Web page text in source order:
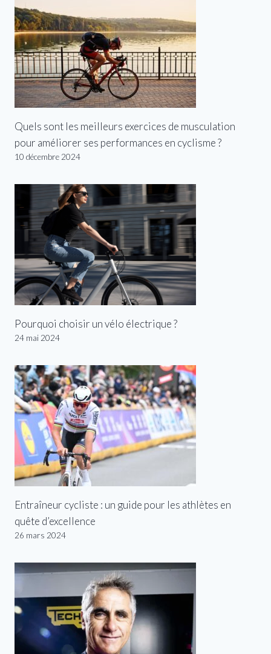
Quels sont les meilleurs exercices de musculation
pour améliorer ses performances en cyclisme ?
10 décembre 2024
Pourquoi choisir un vélo électrique ?
24 mai 2024
Entraîneur cycliste : un guide pour les athlètes en
quête d’excellence
26 mars 2024